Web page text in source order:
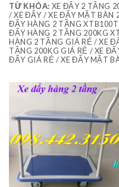
TỪ KHÓA: XE ĐẨY 2 TẦNG
/ XE ĐẨY / XE ĐẨY MẶT BÀN
ĐẨY HÀNG 2 TẦNG
ĐẨY HÀNG 2 TẦNG 200KG
HÀNG 2 TẦNG GIÁ RẺ / XE
TẦNG 200KG GIÁ RẺ / XE
ĐẨY GIÁ RẺ / XE ĐẨY MẶT